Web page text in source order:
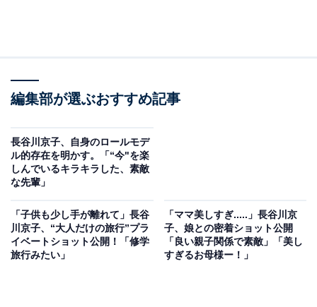
編集部が選ぶおすすめ記事
長谷川京子、自身のロールモデ
ル的存在を明かす。「“今"を楽
しんでいるキラキラした、素敵
な先輩」
「子供も少し手が離れて」長谷
川京子、“大人だけの旅行”プラ
イベートショット公開！「修学
旅行みたい」
「ママ美しすぎ.....」長谷川京
子、娘との密着ショット公開
「良い親子関係で素敵」「美し
すぎるお母様ー！」